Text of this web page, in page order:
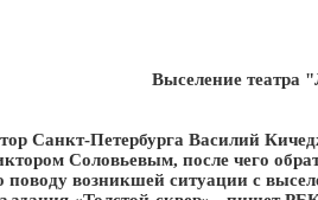
Выселение театра
Санкт-Петербурга Василий
Соловьевым, после чего
возникшей ситуации с